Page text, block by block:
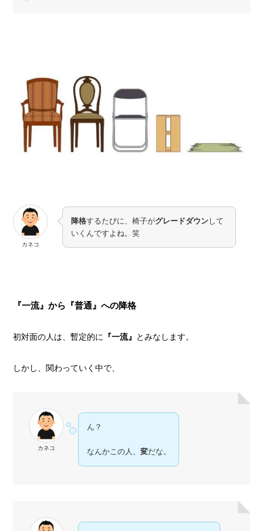
カネコ
降格するたびに、椅子がグレードダウンして
いくんですよね。笑
『一流』から『普通』への降格
初対面の人は、暫定的に 『一流』 とみなします。
しかし、関わっていく中で、
カネコ
ん？
なんかこの人、 変だな。